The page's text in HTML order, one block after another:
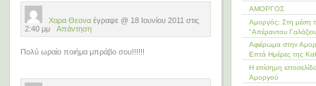
Χαρα Θεονα έγραψε @ 18 Ιουνίου 2011 στις
2:40 μμ Απάντηση
Πολύ ωραίο ποιήμα μπράβο σου!!!!!!
ΑΜΟΡΓΟΣ
Αμοργός: Στη μέση
"Απέραντου
Αφιέρωμα στην
Επτά Ημέρες της
Η επίσημη
Αμοργού